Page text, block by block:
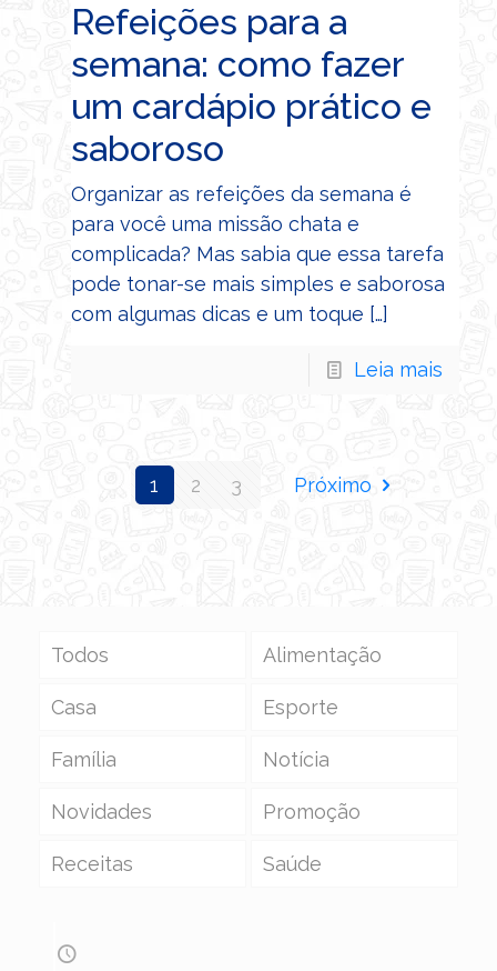
Refeições para a
semana: como fazer
um cardápio prático e
saboroso
Organizar as refeições da semana é
para você uma missão chata e
complicada? Mas sabia que essa tarefa
pode tonar-se mais simples e saborosa
com algumas dicas e um toque […]
Leia mais
1 2 3 Próximo
Todos Alimentação
Casa Esporte
Família Notícia
Novidades Promoção
Receitas Saúde